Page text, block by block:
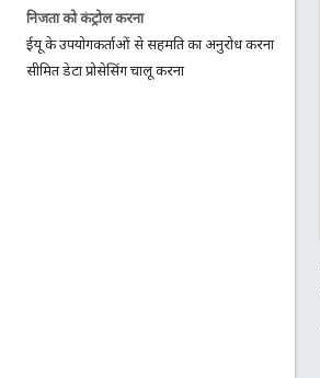
निजता को कंट्रोल करना
ईयू के उपयोगकर्ताओं से सहमति का अनुरोध करना
सीमित डेटा प्रोसेसिंग चालू करना